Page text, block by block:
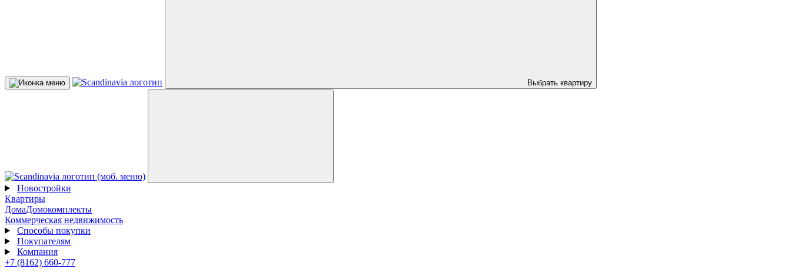
Выбрать квартиру
Новостройки
Квартиры
ДомаДомокомплекты
Коммерческая недвижимость
Способы покупки
Покупателям
Компания
+7 (8162) 660-777